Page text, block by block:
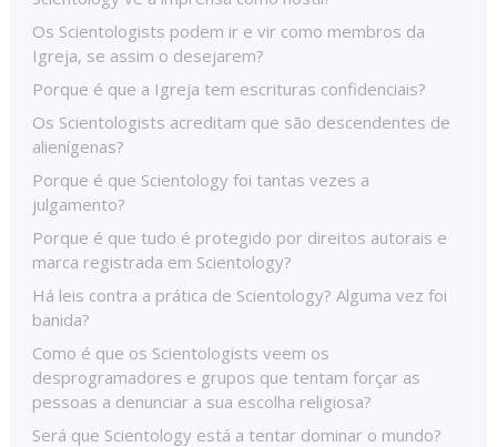
Os Scientologists podem ir e vir como membros da
Igreja, se assim o desejarem?
Porque é que a Igreja tem escrituras confidenciais?
Os Scientologists acreditam que são descendentes de
alienígenas?
Porque é que Scientology foi tantas vezes a
julgamento?
Porque é que tudo é protegido por direitos autorais e
marca registrada em Scientology?
Há leis contra a prática de Scientology? Alguma vez foi
banida?
Como é que os Scientologists veem os
desprogramadores e grupos que tentam forçar as
pessoas a denunciar a sua escolha religiosa?
Será que Scientology está a tentar dominar o mundo?